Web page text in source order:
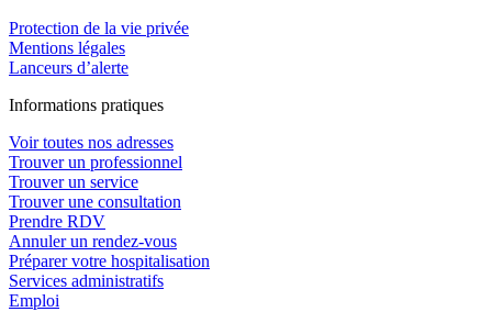
Protection de la vie privée
Mentions légales
Lanceurs d’alerte
Informations pratiques
Voir toutes nos adresses
Trouver un professionnel
Trouver un service
Trouver une consultation
Prendre RDV
Annuler un rendez-vous
Préparer votre hospitalisation
Services administratifs
Emploi​